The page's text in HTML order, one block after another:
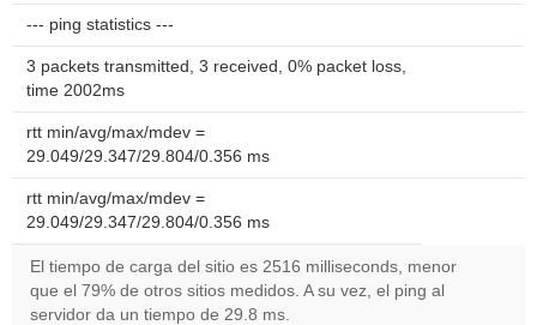
--- ping statistics ---
3 packets transmitted, 3 received, 0% packet loss,
time 2002ms
rtt min/avg/max/mdev =
29.049/29.347/29.804/0.356 ms
rtt min/avg/max/mdev =
29.049/29.347/29.804/0.356 ms
El tiempo de carga del sitio es 2516 milliseconds, menor
que el 79% de otros sitios medidos. A su vez, el ping al
servidor da un tiempo de 29.8 ms.